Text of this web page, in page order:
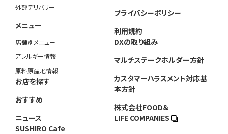
外部デリバリー
メニュー
店舗別メニュー
アレルギー情報
原料原産地情報
お店を探す
おすすめ
ニュース
SUSHIRO Cafe
プライバシーポリシー
利用規約
DXの取り組み
マルチステークホルダー方針
カスタマーハラスメント対応基
本方針
株式会社FOOD＆
LIFE COMPANIES